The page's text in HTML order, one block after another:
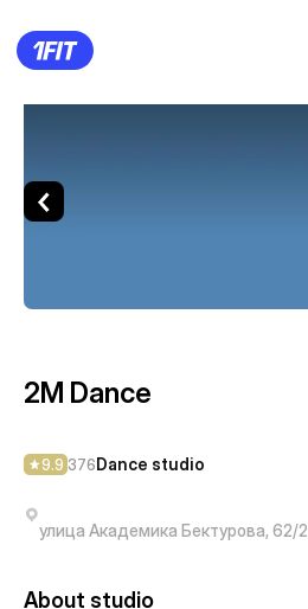
11 types of classes
2M Dance
9.9 376Dance studio
улица Академика Бектурова, 62/2
About studio